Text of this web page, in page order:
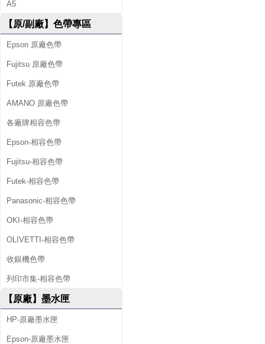
A5
【原/副廠】色帶專區
Epson 原廠色帶
Fujitsu 原廠色帶
Futek 原廠色帶
AMANO 原廠色帶
各廠牌相容色帶
Epson-相容色帶
Fujitsu-相容色帶
Futek-相容色帶
Panasonic-相容色帶
OKI-相容色帶
OLIVETTI-相容色帶
收銀機色帶
列印市集-相容色帶
【原廠】墨水匣
HP-原廠墨水匣
Epson-原廠墨水匣